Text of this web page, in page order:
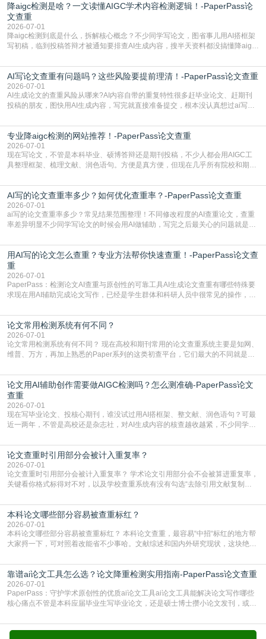
降aigc检测是啥？一文读懂AIGC学术内容检测逻辑！-PaperPass论
文查重
2026-07-01
降aigc检测到底是什么，拆解核心概念？不少同学写论文，图省事儿用AI搭框架
写初稿，临到投稿答辩才被通知要排查AI生成内容，搜半天资料都没搞懂降aigc
怕是已经入行的科研人员，不少人也搞不清降aigc检测是啥，对相关要求摸不
准。其实，降aigc检测是伴随AIGC工具在学术领域普及诞生的新需求，核心是为
了满足现在高校、期刊对AI生
AI写论文查重有问题吗？这些风险要提前理清！-PaperPass论文查重
2026-07-01
AI生成论文的查重风险从哪来?AI内容自带的重复特性很多赶毕业论文、赶期刊
投稿的朋友，图快用AI生成内容，写完就直接准备提交，根本没认真想过ai写论
自带不可忽视的查重风险。AI训练依赖海量公开的文本数据，生成内容本质是基
于训练数据的概率拼接，不是从零开始的原创创作。生成过程中，很容易复用已
有的高频公共表述，甚至直接拼接已经公开
专业降aigc检测的网站推荐！-PaperPass论文查重
2026-07-01
现在写论文，不管是本科毕业、硕博答辩还是期刊投稿，不少人都会用AIGC工
具整理框架、梳理文献、润色语句。方便是真方便，但现在几乎所有院校和期刊
五遍还是过不了预检测的大有人在，这时候，找到靠谱的降AIGC检测率的网
站，就能少走好多弯路。PaperPass：守护学术原创性的智能伙伴AIGC生成内
容的学术合规痛点去年帮一个本科师弟改
AI写的论文查重率多少？如何优化查重率？-PaperPass论文查重
2026-07-01
ai写的论文查重率多少？常见结果范围整理！不同修改程度的AI查重论文，查重
率差异明显不少同学写论文的时候会用AI做辅助，写完之后最关心的问题就是ai
实际情况和大家想的不太一样。AI训练依赖海量公开学术文献、网络内容，生成
内容本质是按照语义概率拼接已有内容，很容易和已发布的作品撞重复，甚至会
直接引用整段已有内容，所以查重率偏高是
用AI写的论文怎么查重？专业方法帮你快速查重！-PaperPass论文查
重
2026-07-01
PaperPass：检测论文AI查重与原创性的可靠工具AI生成论文查重有哪些特殊要
求现在用AI辅助完成论文写作，已经是学生群体和科研人员中很常见的操作，不
但很多人忽略了，AI生成的内容天生带有重复风险——训练AI的数据集本身就包
含大量已公开的学术内容、网络原创内容，AI输出内容时很容易无意识拼接出重
复片
论文常用检测系统有何不同？
2026-07-01
论文常用检测系统有何不同？ 现在高校和期刊常用的论文查重系统主要是知网、
维普、万方，再加上熟悉的Paper系列的这类初查平台，它们最大的不同就是数
查数值误导。知网（CNKI）是学校定稿检测的绝对主流。本科用PMLC，含大学
生联合比对库，能比历届学长论文，硕博用VIP/TMLC，含学术论文联合比对
库，期刊投稿用AMLMC/SML
论文用AI辅助创作需要做AIGC检测吗？怎么测准确-PaperPass论文
查重
2026-07-01
现在写毕业论文、投核心期刊，谁没试过用AI搭框架、整文献、润色语句？可最
近一两年，不管是高校还是杂志社，对AI生成内容的核查越收越紧，不少同学投
真的太亏。提前做AIGC检测，已经成了很多过来人交稿前必做的一步。为什么
AIGC检测成了论文答辩投稿前的必备项？可能还有不少人觉得，我就用AI搭了个
框架，内容都是自己写的，至于做AIG
论文查重时引用部分会被计入重复率？
2026-07-01
论文查重时引用部分会被计入重复率？ 学术论文引用部分会不会被算进重复率，
关键看你格式标得对不对，以及学校查重系统有没有勾选“去除引用文献复制
独占一行，每条文献用[1][2]方括号编号、与正文一一对应，著录项符合GB/T
7714（作者、题名、刊名、年、卷期、页码齐全，标点用半角）；查重系统识别
成功后通常把这段标为引用，
本科论文哪些部分容易被查重标红？
2026-07-01
本科论文哪些部分容易被查重标红？ 本科论文查重，最容易“中招“标红的地方帮
大家捋一下，可对照着改能省不少事哈。文献综述和国内外研究现状，这块绝对
乎一模一样的话，你要是直接复制百度百科、教材或别人写好的综述段落，系统
一抓一个准，整段飘红。研究背景、意义和方法描述也是不可避免，比如“本文采
用问卷调查法““运用SPSS软件进行数据分
靠谱ai论文工具怎么选？论文降重检测实用指南-PaperPass论文查重
2026-07-01
PaperPass：守护学术原创性的优质ai论文工具ai论文工具能解决论文写作哪些
核心痛点不管是本科应届毕业生写毕业论文，还是硕士博士攒小论文发刊，或是
自己逐句读逐句改，熬好几个大夜不说，还经常改不到点上，交上去才发现重复
率超标，再返工太折腾。现在有了成熟的ai论文工具，这些痛点基本都能高效解